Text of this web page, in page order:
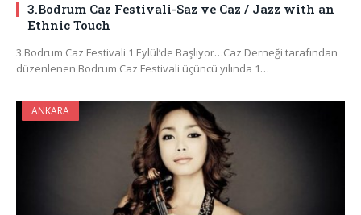
3.Bodrum Caz Festivali-Saz ve Caz / Jazz with an
Ethnic Touch
3.Bodrum Caz Festivali 1 Eylül’de Başlıyor…Caz Derneği tarafından
düzenlenen Bodrum Caz Festivali üçüncü yılında 1…
ANKARA